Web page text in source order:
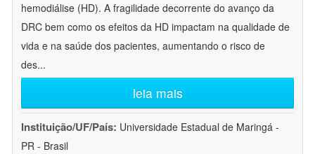
hemodiálise (HD). A fragilidade decorrente do avanço da
DRC bem como os efeitos da HD impactam na qualidade de
vida e na saúde dos pacientes, aumentando o risco de
des...
leia mais
Instituição/UF/País: Universidade Estadual de Maringá -
PR - Brasil